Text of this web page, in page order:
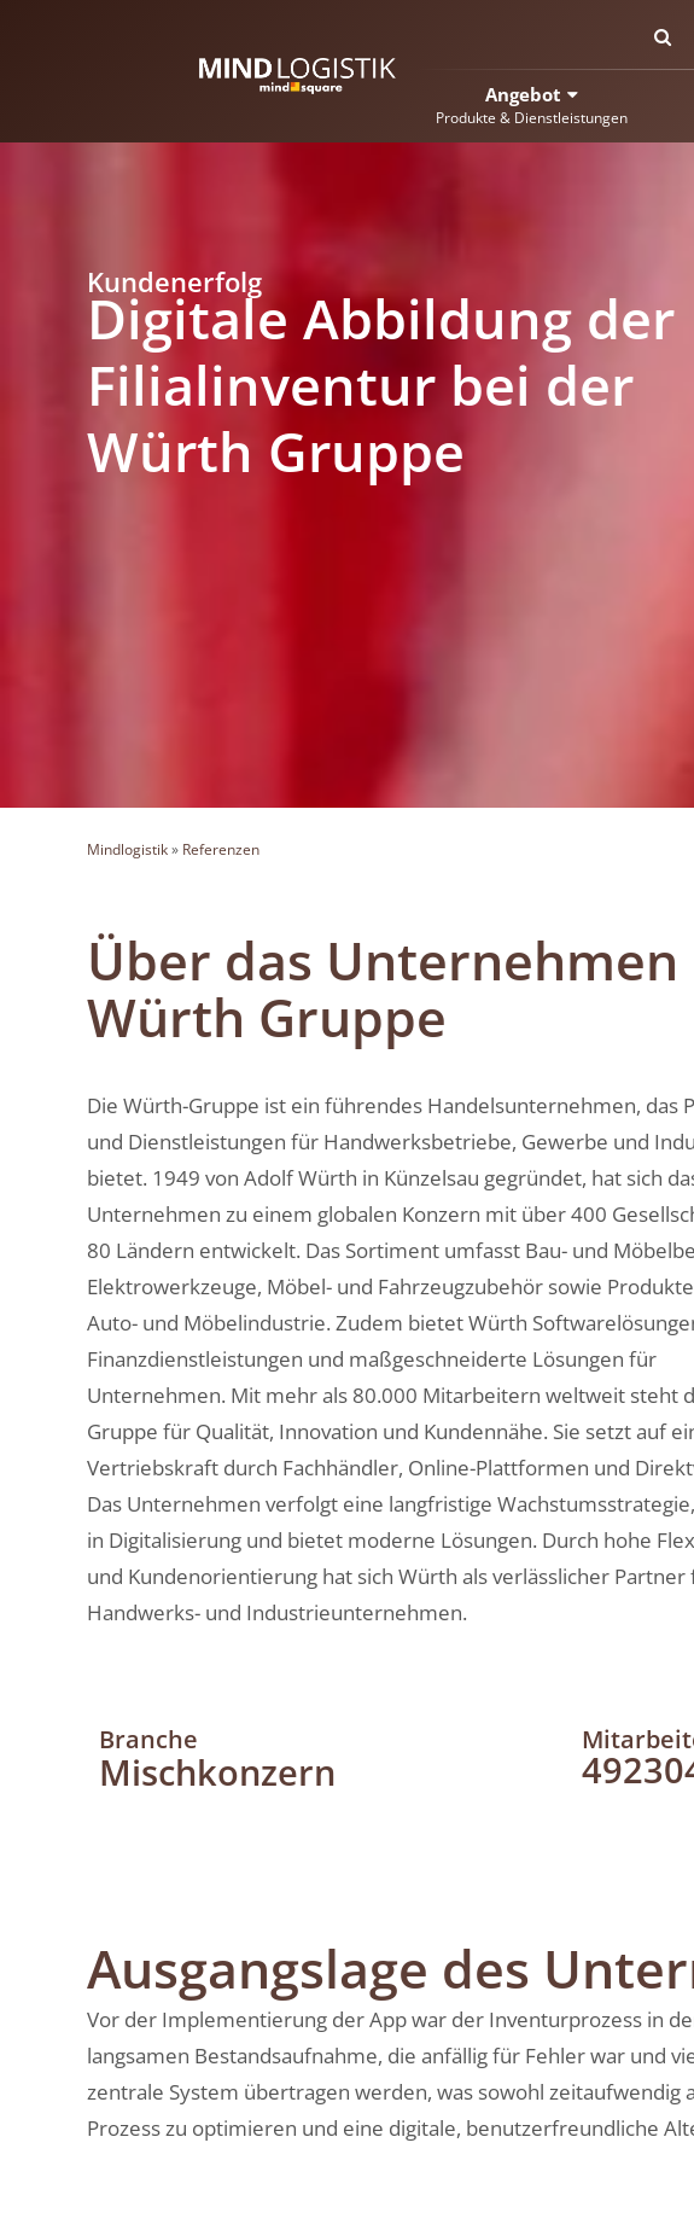
Angebot
Produkte & Dienstleistungen
Kundenerfolg
Digitale Abbildung der
Filialinventur bei der
Würth Gruppe​
Mindlogistik» Referenzen
Über das Unternehmen
Würth Gruppe​
Die Würth-Gruppe ist ein führendes Handelsunternehmen, das
und Dienstleistungen für Handwerksbetriebe, Gewerbe und
bietet. 1949 von Adolf Würth in Künzelsau gegründet, hat sich
Unternehmen zu einem globalen Konzern mit über 400
80 Ländern entwickelt. Das Sortiment umfasst Bau- und
Elektrowerkzeuge, Möbel- und Fahrzeugzubehör sowie
Auto- und Möbelindustrie. Zudem bietet Würth
Finanzdienstleistungen und maßgeschneiderte Lösungen für
Unternehmen. Mit mehr als 80.000 Mitarbeitern weltweit steht
Gruppe für Qualität, Innovation und Kundennähe. Sie setzt auf
Vertriebskraft durch Fachhändler, Online-Plattformen und
Das Unternehmen verfolgt eine langfristige
in Digitalisierung und bietet moderne Lösungen. Durch hohe
und Kundenorientierung hat sich Würth als verlässlicher Partner
Handwerks- und Industrieunternehmen.
Branche
Mischkonzern
Ausgangslage des
Vor der Implementierung der App war der Inventurprozess in
langsamen Bestandsaufnahme, die anfällig für Fehler war und
zentrale System übertragen werden, was sowohl
Prozess zu optimieren und eine digitale, benutzerfreundliche